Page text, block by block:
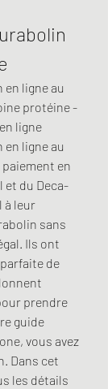
ligne au
protéine -
ligne
ligne au
en
et du Deca-
à leur
sans
Ils ont
de
prendre
guide
vous avez
Dans cet
les détails